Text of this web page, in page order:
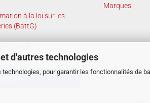
d'autres technologies
pour garantir les fonctionnalités de
à la loi sur les
(BattG)
Marques